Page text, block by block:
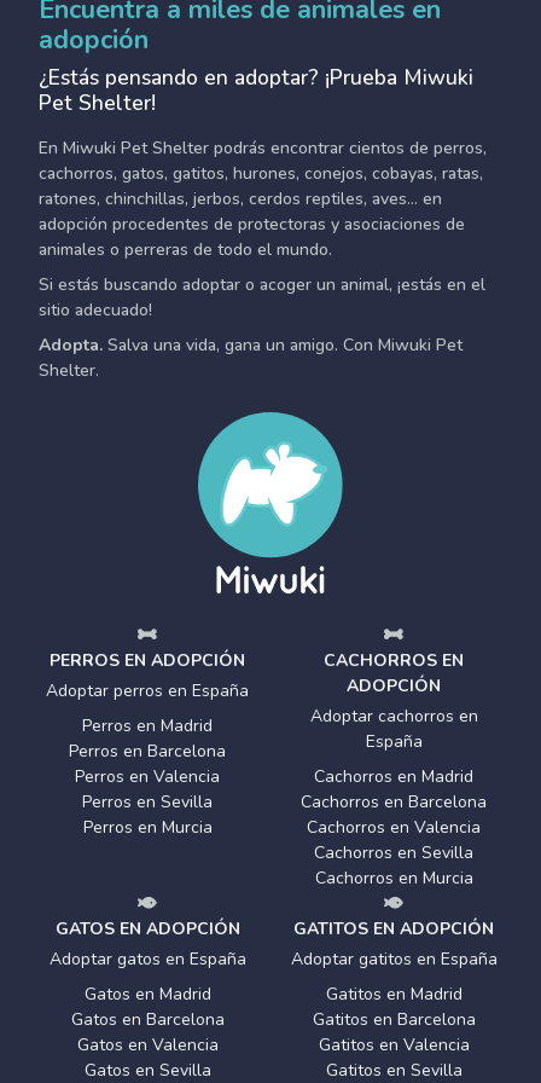
Encuentra a miles de animales en
adopción
¿Estás pensando en adoptar? ¡Prueba Miwuki
Pet Shelter!
En Miwuki Pet Shelter podrás encontrar cientos de perros,
cachorros, gatos, gatitos, hurones, conejos, cobayas, ratas,
ratones, chinchillas, jerbos, cerdos reptiles, aves... en
adopción procedentes de protectoras y asociaciones de
animales o perreras de todo el mundo.
Si estás buscando adoptar o acoger un animal, ¡estás en el
sitio adecuado!
Adopta. Salva una vida, gana un amigo. Con Miwuki Pet
Shelter.
PERROS EN ADOPCIÓN
Adoptar perros en España
Perros en Madrid
Perros en Barcelona
Perros en Valencia
Perros en Sevilla
Perros en Murcia
CACHORROS EN
ADOPCIÓN
Adoptar cachorros en
España
Cachorros en Madrid
Cachorros en Barcelona
Cachorros en Valencia
Cachorros en Sevilla
Cachorros en Murcia
GATOS EN ADOPCIÓN
Adoptar gatos en España
Gatos en Madrid
Gatos en Barcelona
Gatos en Valencia
Gatos en Sevilla
GATITOS EN ADOPCIÓN
Adoptar gatitos en España
Gatitos en Madrid
Gatitos en Barcelona
Gatitos en Valencia
Gatitos en Sevilla